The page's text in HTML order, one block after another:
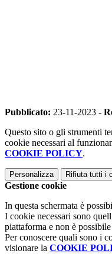
Pubblicato: 23-11-2023 -
Questo sito o gli strumenti
cookie necessari al
COOKIE POLICY.
Personalizza Rifiuta tutti i
Gestione cookie
In questa schermata è
I cookie necessari sono
piattaforma e non è
Per conoscere quali sono i
visionare la COOKIE